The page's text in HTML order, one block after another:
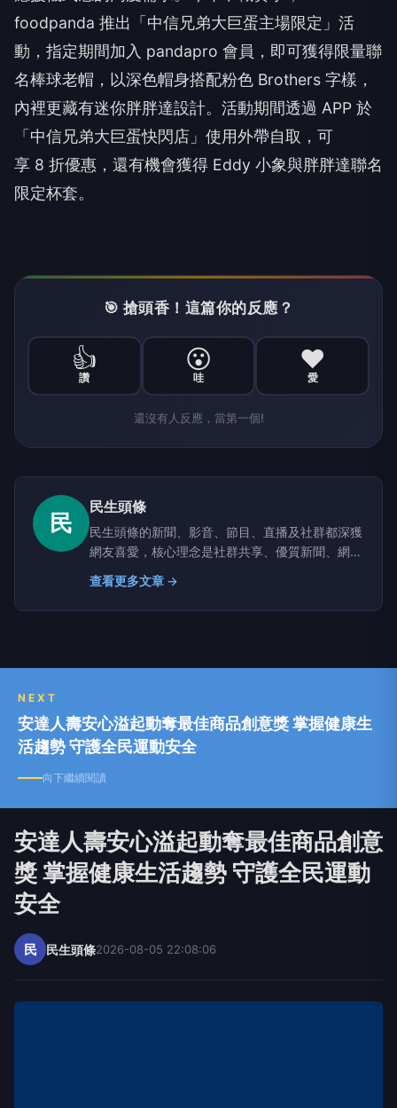
foodpanda 推出「中信兄弟大巨蛋主場限定」活
動，指定期間加入 pandapro 會員，即可獲得限量聯
名棒球老帽，以深色帽身搭配粉色 Brothers 字樣，
內裡更藏有迷你胖胖達設計。活動期間透過 APP 於
「中信兄弟大巨蛋快閃店」使用外帶自取，可
享 8 折優惠，還有機會獲得 Eddy 小象與胖胖達聯名
限定杯套。
🎯 搶頭香！這篇你的反應？
👍
讚
😮
哇
❤️
愛
還沒有人反應，當第一個!
民
民生頭條
民生頭條的新聞、影音、節目、直播及社群都深獲
網友喜愛，核心理念是社群共享、優質新聞、網路
互動及行銷優化；沒有腥羶色與政治謾罵，重視名
家共筆，提供行銷專案合作，歡迎來函！
查看更多文章 →
NEXT
安達人壽安心溢起動奪最佳商品創意獎 掌握健康生
活趨勢 守護全民運動安全
向下繼續閱讀
安達人壽安心溢起動奪最佳商品創意
獎 掌握健康生活趨勢 守護全民運動
安全
民 民生頭條2026-08-05 22:08:06